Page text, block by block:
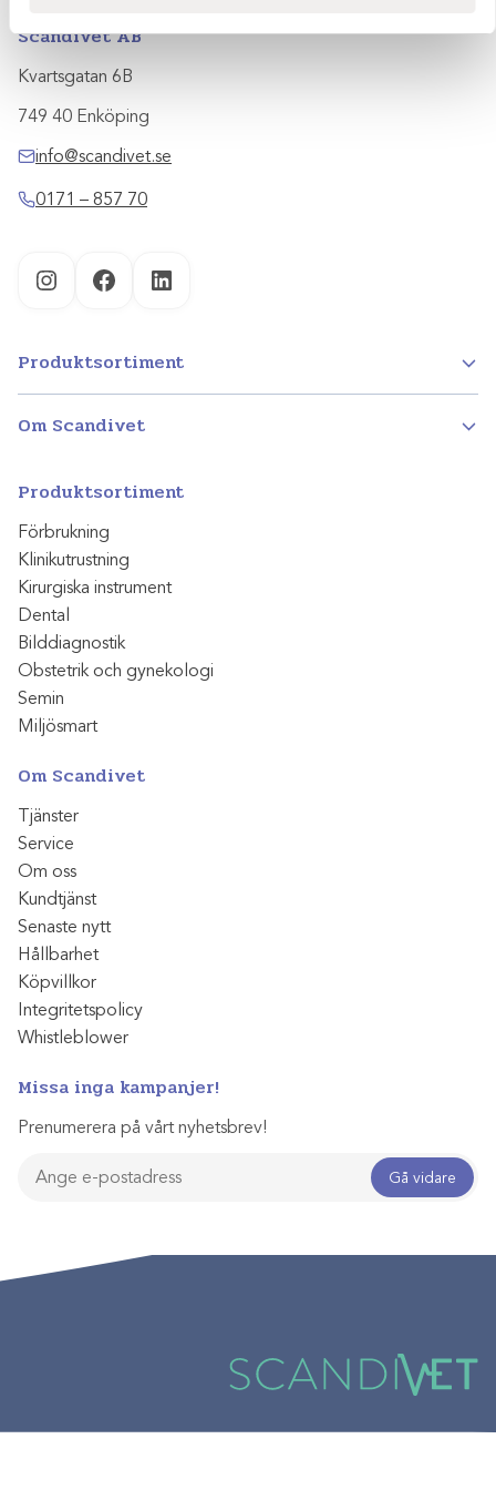
Scandivet AB
Kvartsgatan 6B
749 40 Enköping
info@scandivet.se
0171 – 857 70
InstagramFacebookLinkedIn
Produktsortiment
Om Scandivet
Produktsortiment
Förbrukning
Klinikutrustning
Kirurgiska instrument
Dental
Bilddiagnostik
Obstetrik och gynekologi
Semin
Miljösmart
Om Scandivet
Tjänster
Service
Om oss
Kundtjänst
Senaste nytt
Hållbarhet
Köpvillkor
Integritetspolicy
Whistleblower
Missa inga kampanjer!
Prenumerera på vårt nyhetsbrev!
Gå vidare